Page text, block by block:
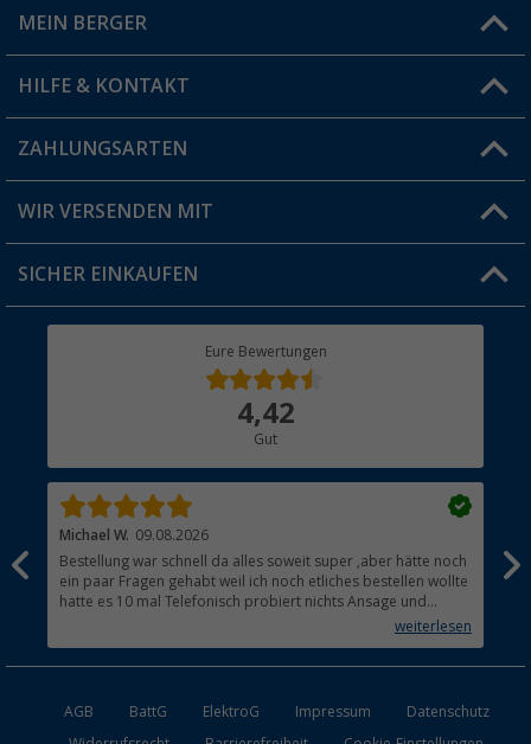
Filiale finden
MEIN BERGER
Vorteilskarte
Blog
Jobs & Karriere
HILFE & KONTAKT
FAQ & Kontakt
Versandinformationen
Rücksendung
ZAHLUNGSARTEN
WIR VERSENDEN MIT
SICHER EINKAUFEN
Eure Bewertungen
4,42
Gut
Michael W. 09.08.2026
Bestellung war schnell da alles soweit super ,aber hätte noch
ein paar Fragen gehabt weil ich noch etliches bestellen wollte
hatte es 10 mal Telefonisch probiert nichts Ansage und
weiterlesen
Ich
AGB BattG ElektroG Impressum
Datenschutz